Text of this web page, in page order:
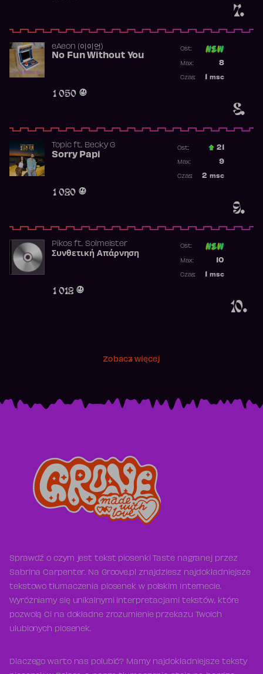
7.
8.
​eAeon (이이언)
No Fun Without You
1 050
Ost:
8
Max:
msc
Czas:
9.
Topicft. Becky G
Sorry Papi
1 020
Ost.: 21
9
Max:
2 msc
Czas:
10.
Pikosft. Solmeister
Συνθετική Απάρνηση
1 012
Ost:
10
Max:
msc
Czas:
Zobacz więcej
Sprawdź o czym jest tekst piosenki Taste nagranej przez
Sabrina Carpenter. Na Groove.pl znajdziesz najdokładniejsze
tekstowo tłumaczenia piosenek w polskim Internecie.
Wyróżniamy się unikalnymi interpretacjami tekstów, które
pozwolą Ci na dokładne zrozumienie przekazu Twoich
ulubionych piosenek.
Dlaczego warto nas polubić? Mamy najdokładniejsze teksty